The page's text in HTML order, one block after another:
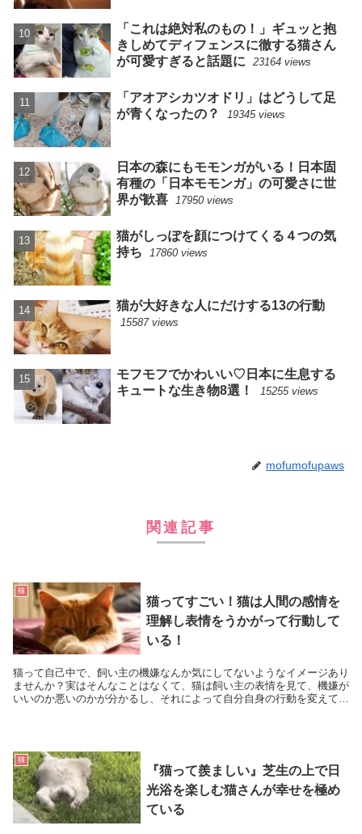
「これは絶対私のもの！」ギュッと抱
きしめてディフェンスに徹する猫さん
が可愛すぎると話題に
23164 views
「アオアシカツオドリ」はどうして足
が青くなったの？
19345 views
日本の森にもモモンガがいる！日本固
有種の「日本モモンガ」の可愛さに世
界が歓喜
17950 views
猫がしっぽを顔につけてくる４つの気
持ち
17860 views
猫が大好きな人にだけする13の行動
15587 views
モフモフでかわいい♡日本に生息する
キュートな生き物8選！
15255 views
mofumofupaws
関連記事
猫
猫ってすごい！猫は人間の感情を
理解し表情をうかがって行動して
いる！
猫って自己中で、飼い主の機嫌なんか気にしてないようなイメージあり
ませんか？実はそんなことはなくて、猫は飼い主の表情を見て、機嫌が
いいのか悪いのかが分かるし、それによって自分自身の行動を変えてい
猫
『猫って羨ましい』芝生の上で日
光浴を楽しむ猫さんが幸せを極め
ている